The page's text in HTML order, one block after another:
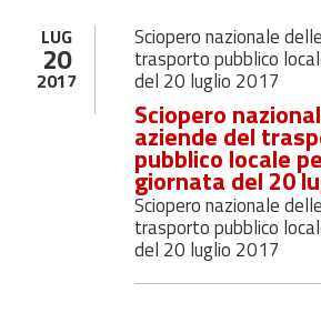
LUG
20
2017
Sciopero nazionale
trasporto pubblico
del 20 luglio 2017
Sciopero
aziende del
pubblico locale
giornata del 20
Sciopero nazionale
trasporto pubblico
del 20 luglio 2017